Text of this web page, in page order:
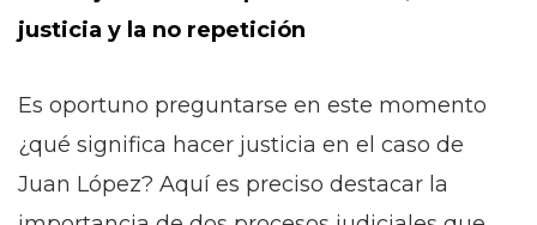
justicia y la no repetición
Es oportuno preguntarse en este momento
¿qué significa hacer justicia en el caso de
Juan López? Aquí es preciso destacar la